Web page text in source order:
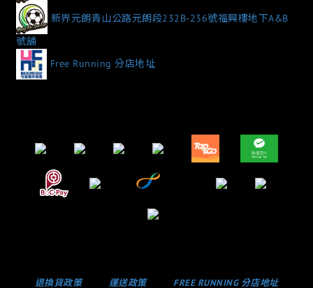
新界元朗青山公路元朗段232B-236號福興樓地下A&B
號舖
Free Running 分店地址
退換貨政策 運送政策 FREE RUNNING 分店地址